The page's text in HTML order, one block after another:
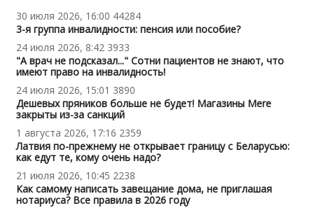
30 июля 2026, 16:00 44284
3-я группа инвалидности: пенсия или пособие?
24 июля 2026, 8:42 3933
"А врач не подсказал..." Сотни пациентов не знают, что
имеют право на инвалидность!
24 июля 2026, 15:01 3890
Дешевых пряников больше не будет! Магазины Mere
закрыты из-за санкций
1 августа 2026, 17:16 2359
Латвия по-прежнему не открывает границу с Беларусью:
как едут те, кому очень надо?
21 июля 2026, 10:45 2238
Как самому написать завещание дома, не приглашая
нотариуса? Все правила в 2026 году